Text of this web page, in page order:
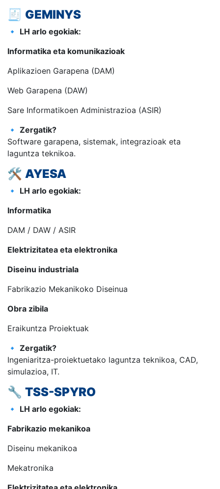
🧾 GEMINYS
🔹
LH arlo egokiak:
Informatika eta komunikazioak
Aplikazioen Garapena (DAM)
Web Garapena (DAW)
Sare Informatikoen Administrazioa (ASIR)
🔹 Zergatik?
Software garapena, sistemak, integrazioak eta
laguntza teknikoa.
🛠️ AYESA
🔹
LH arlo egokiak:
Informatika
DAM / DAW / ASIR
Elektrizitatea eta elektronika
Diseinu industriala
Fabrikazio Mekanikoko Diseinua
Obra zibila
Eraikuntza Proiektuak
🔹 Zergatik?
Ingeniaritza-proiektuetako laguntza teknikoa, CAD,
simulazioa, IT.
🔧 TSS-SPYRO
🔹
LH arlo egokiak:
Fabrikazio mekanikoa
Diseinu mekanikoa
Mekatronika